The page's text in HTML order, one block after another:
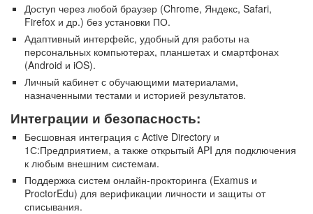
Доступ через любой браузер (Chrome, Яндекс, Safari,
Firefox и др.) без установки ПО.
Адаптивный интерфейс, удобный для работы на
персональных компьютерах, планшетах и смартфонах
(Android и iOS).
Личный кабинет с обучающими материалами,
назначенными тестами и историей результатов.
Интеграции и безопасность:
Бесшовная интеграция с Active Directory и
1С:Предприятием, а также открытый API для подключения
к любым внешним системам.
Поддержка систем онлайн-прокторинга (Examus и
ProctorEdu) для верификации личности и защиты от
списывания.